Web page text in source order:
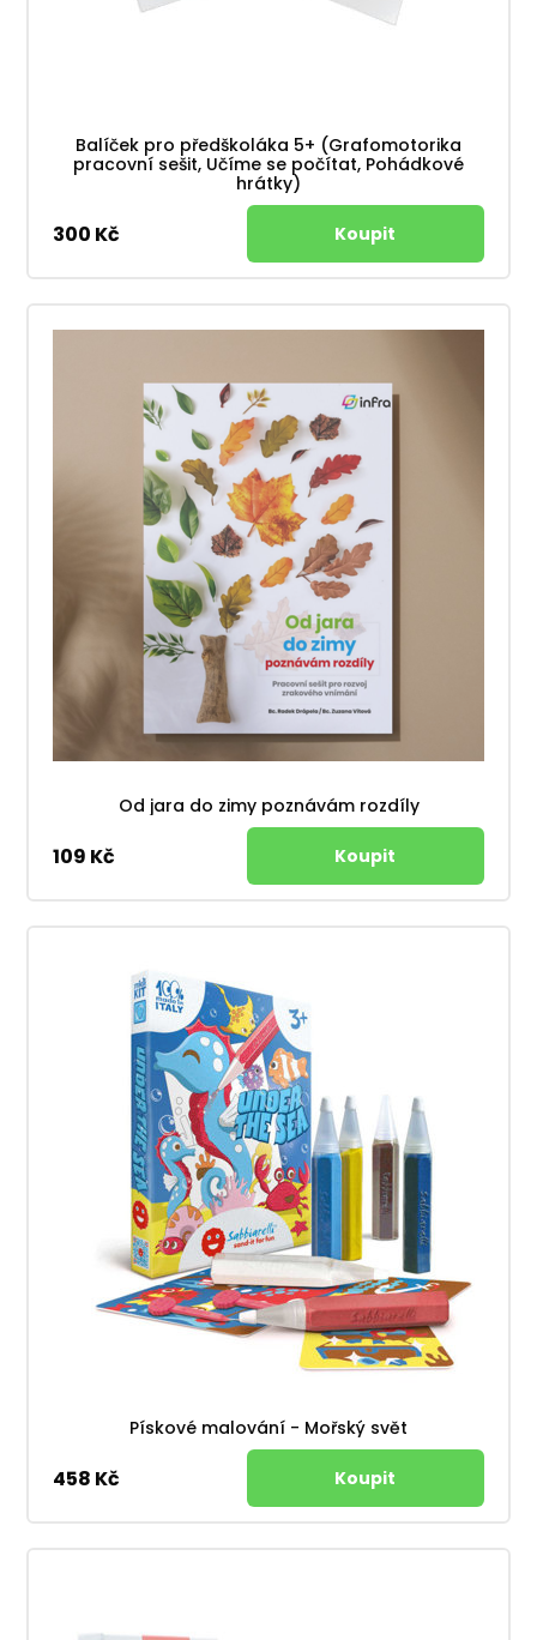
Balíček pro předškoláka 5+ (Grafomotorika
pracovní sešit, Učíme se počítat, Pohádkové
hrátky)
300 Kč
Od jara do zimy poznávám rozdíly
109 Kč
Pískové malování - Mořský svět
458 Kč